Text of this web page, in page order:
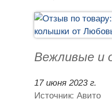
Вежливые и
17 июня 2023 г.
Источник: Авито